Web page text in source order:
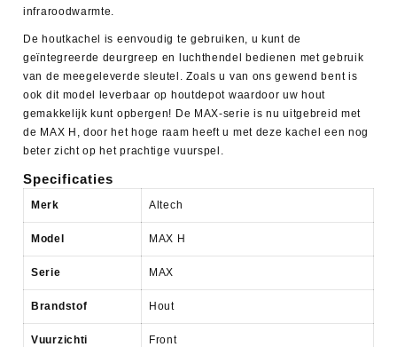
infraroodwarmte.
De houtkachel is eenvoudig te gebruiken, u kunt de
geïntegreerde deurgreep en luchthendel bedienen met gebruik
van de meegeleverde sleutel. Zoals u van ons gewend bent is
ook dit model leverbaar op houtdepot waardoor uw hout
gemakkelijk kunt opbergen! De MAX-serie is nu uitgebreid met
de MAX H, door het hoge raam heeft u met deze kachel een nog
beter zicht op het prachtige vuurspel.
Specificaties
Merk Altech
Model MAX H
Serie MAX
Brandstof Hout
Vuurzichti Front